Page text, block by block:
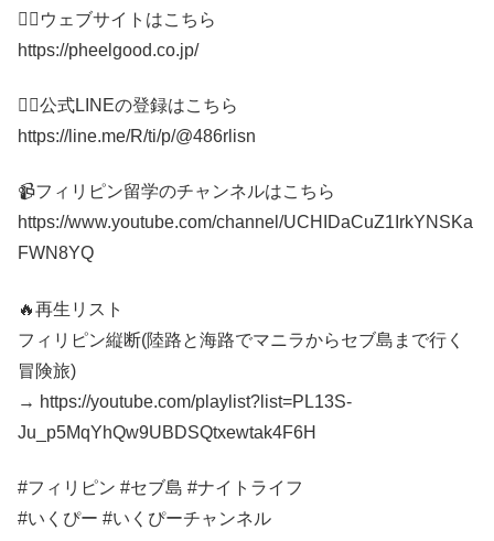
💁‍♀️ウェブサイトはこちら
https://pheelgood.co.jp/
🙋‍♂️公式LINEの登録はこちら
https://line.me/R/ti/p/@486rlisn
📹フィリピン留学のチャンネルはこちら
https://www.youtube.com/channel/UCHIDaCuZ1IrkYNSKa
FWN8YQ
🔥再生リスト
フィリピン縦断(陸路と海路でマニラからセブ島まで行く
冒険旅)
→ https://youtube.com/playlist?list=PL13S-
Ju_p5MqYhQw9UBDSQtxewtak4F6H
#フィリピン #セブ島 #ナイトライフ
#いくぴー #いくぴーチャンネル